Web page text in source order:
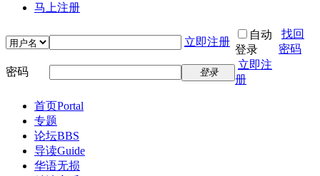
马上注册
立即注册
自动
登录
找回
密码
密码
登录
立即注
册
首页Portal
专题
论坛BBS
导读Guide
华语无损